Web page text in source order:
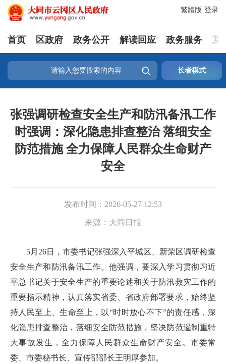
登录
繁體版
首页 区政府 政务公开 解读回应 政务服务 互
 长者模式
张强调研检查安全生产和防汛备汛工作
时强调：深化隐患排查整治 落细安全
防范措施 全力保障人民群众生命财产
安全
发布时间： 2026-05-27 12:53
来源： 大同日报
5月26日，市委书记张强深入平城区、新荣区调研检查
安全生产和防汛备汛工作。他强调，要深入学习贯彻习近
平总书记关于安全生产的重要论述和关于防汛救灾工作的
重要指示精神，认真落实省委、省政府部署要求，始终坚
持人民至上、生命至上，以“时时放心不下”的责任感，深
化隐患排查整治，落细安全防范措施，坚决防范遏制重特
大事故发生，全力保障人民群众生命财产安全。市委常
委、市委秘书长、宣传部部长王明厚参加。